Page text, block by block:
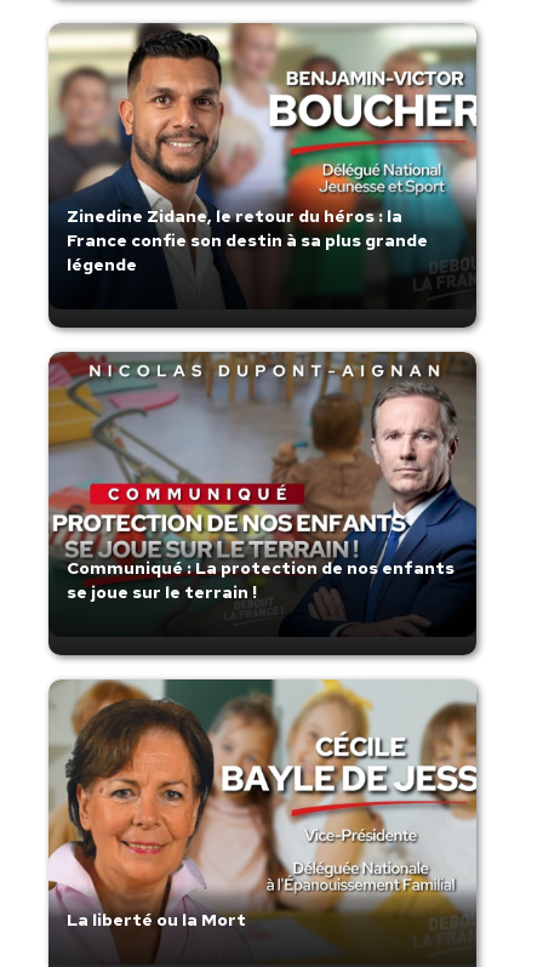
Zinedine Zidane, le retour du héros : la
France confie son destin à sa plus grande
légende
Communiqué : La protection de nos enfants
se joue sur le terrain !
La liberté ou la Mort